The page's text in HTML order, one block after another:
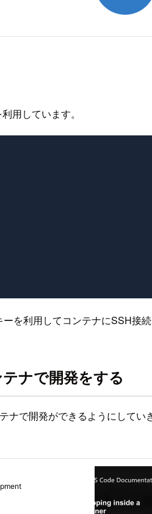
用しています。
を利用してコンテナにSSH接続
ナで開発をする
ナで開発ができるようにして